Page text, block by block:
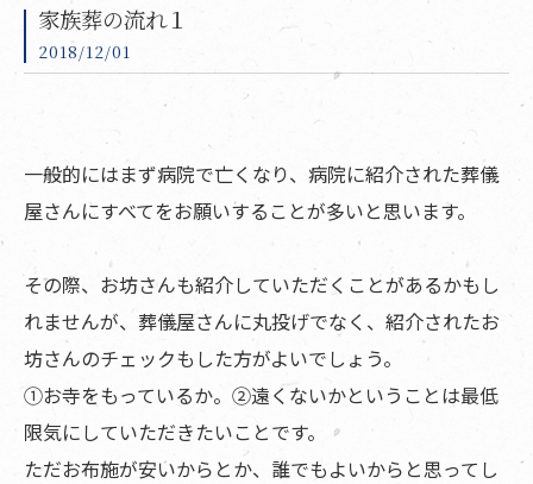
家族葬の流れ１
2018/12/01
一般的にはまず病院で亡くなり、病院に紹介された葬儀
屋さんにすべてをお願いすることが多いと思います。
その際、お坊さんも紹介していただくことがあるかもし
れませんが、葬儀屋さんに丸投げでなく、紹介されたお
坊さんのチェックもした方がよいでしょう。
①お寺をもっているか。②遠くないかということは最低
限気にしていただきたいことです。
ただお布施が安いからとか、誰でもよいからと思ってし